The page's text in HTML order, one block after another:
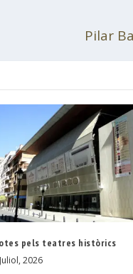
Pilar
pels teatres històrics
2026